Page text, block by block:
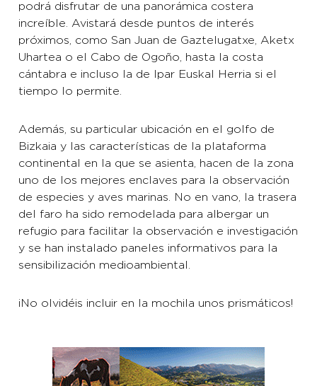
podrá disfrutar de una panorámica costera
increíble. Avistará desde puntos de interés
próximos, como San Juan de Gaztelugatxe, Aketx
Uhartea o el Cabo de Ogoño, hasta la costa
cántabra e incluso la de Ipar Euskal Herria si el
tiempo lo permite.
Además, su particular ubicación en el golfo de
Bizkaia y las características de la plataforma
continental en la que se asienta, hacen de la zona
uno de los mejores enclaves para la observación
de especies y aves marinas. No en vano, la trasera
del faro ha sido remodelada para albergar un
refugio para facilitar la observación e investigación
y se han instalado paneles informativos para la
sensibilización medioambiental.
¡No olvidéis incluir en la mochila unos prismáticos!